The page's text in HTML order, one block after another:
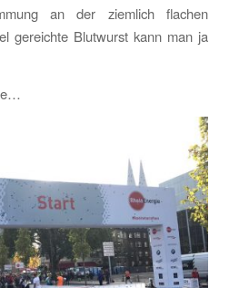
an der ziemlich flachen
gereichte Blutwurst kann man ja